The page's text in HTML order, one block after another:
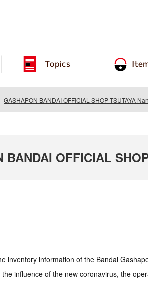
Topics
GASHAPON BANDAI OFFICIAL SHOP TSUTAYA
BANDAI OFFICIAL
inventory information of the Bandai
the influence of the new coronavirus, the